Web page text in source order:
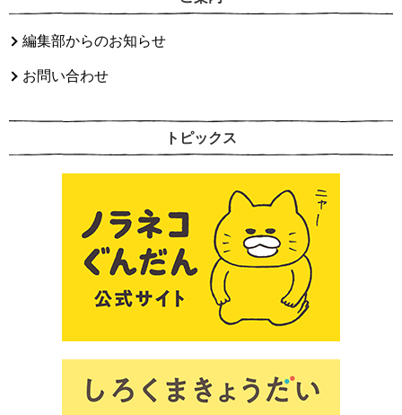
編集部からのお知らせ
お問い合わせ
トピックス